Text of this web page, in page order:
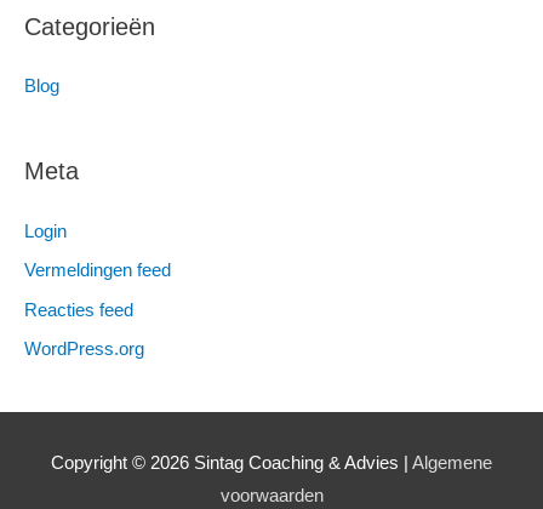
Categorieën
Blog
Meta
Login
Vermeldingen feed
Reacties feed
WordPress.org
Copyright © 2026 Sintag Coaching & Advies | Algemene
voorwaarden